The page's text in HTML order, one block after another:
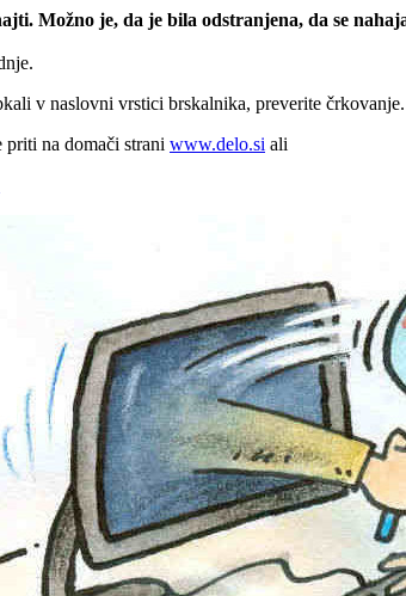
Možno je, da je bila odstranjena, da se
v naslovni vrstici brskalnika, preverite črkovanje.
na domači strani www.delo.si ali